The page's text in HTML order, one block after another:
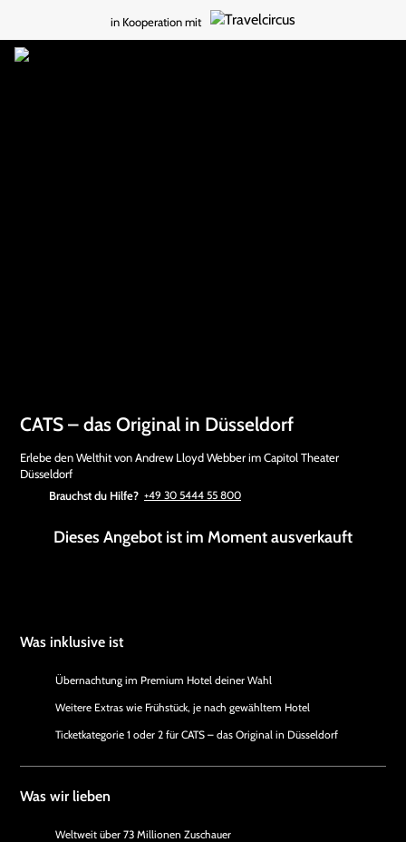
in Kooperation mit
CATS – das Original in Düsseldorf
Erlebe den Welthit von Andrew Lloyd Webber im Capitol Theater
Düsseldorf
Brauchst du Hilfe? +49 30 5444 55 800
Dieses Angebot ist im Moment ausverkauft
Was inklusive ist
Übernachtung im Premium Hotel deiner Wahl
Weitere Extras wie Frühstück, je nach gewähltem Hotel
Ticketkategorie 1 oder 2 für CATS – das Original in Düsseldorf
Was wir lieben
Weltweit über 73 Millionen Zuschauer